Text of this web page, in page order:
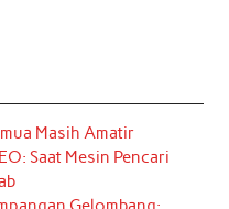
Masih Amatir
Saat Mesin Pencari